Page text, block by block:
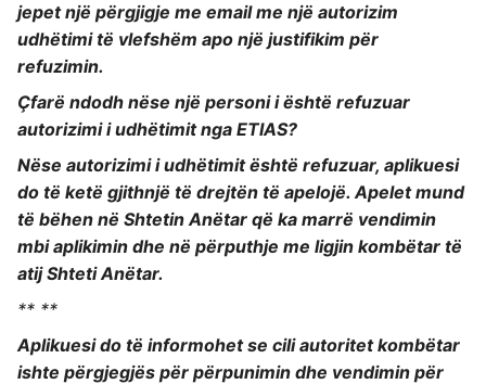
jepet një përgjigje me email me një autorizim
udhëtimi të vlefshëm apo një justifikim për
refuzimin.
Çfarë ndodh nëse një personi i është refuzuar
autorizimi i udhëtimit nga ETIAS?
Nëse autorizimi i udhëtimit është refuzuar, aplikuesi
do të ketë gjithnjë të drejtën të apelojë. Apelet mund
të bëhen në Shtetin Anëtar që ka marrë vendimin
mbi aplikimin dhe në përputhje me ligjin kombëtar të
atij Shteti Anëtar.
** **
Aplikuesi do të informohet se cili autoritet kombëtar
ishte përgjegjës për përpunimin dhe vendimin për